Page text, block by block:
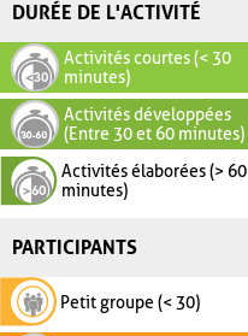
DURÉE DE L'ACTIVITÉ
Activités courtes (< 30
minutes)
Activités développées
(Entre 30 et 60 minutes)
Activités élaborées (> 60
minutes)
PARTICIPANTS
Petit groupe (< 30)